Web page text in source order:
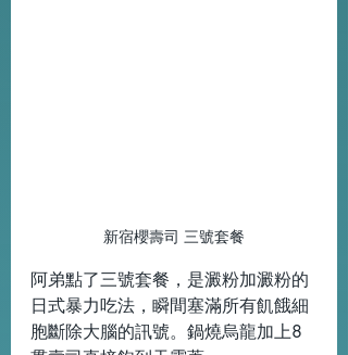
新宿櫻壽司 三號套餐
阿弟點了三號套餐，是澱粉加澱粉的
日式暴力吃法，瞬間塞滿所有飢餓細
胞斷除大腦的訊號。鍋燒烏龍加上8